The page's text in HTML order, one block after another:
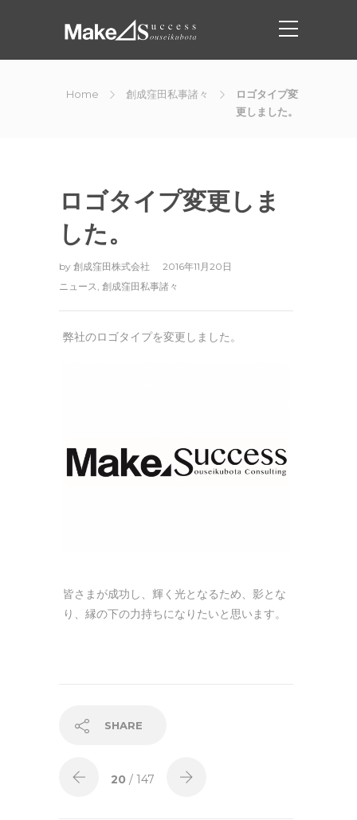
Home 創成窪田私事諸々
ロゴタイプ変
更しました。
ロゴタイプ変更しま
した。
by 創成窪田株式会社
2016年11月20日
ニュース, 創成窪田私事諸々
弊社のロゴタイプを変更しました。
皆さまが成功し、輝く光となるため、影とな
り、縁の下の力持ちになりたいと思います。
SHARE
20 / 147